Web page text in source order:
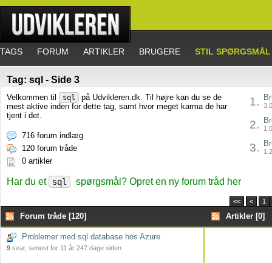
TAGS FORUM ARTIKLER BRUGERE STIL SPØRGSMÅL
Tag: sql - Side 3
Velkommen til sql
på Udvikleren.dk. Til højre kan du se de
mest aktive inden for dette tag, samt hvor meget karma de har
tjent i det.
716 forum indlæg
120 forum tråde
0 artikler
1.
2.
3.
Har du et sql spørgsmål? Opret en ny forum tråd her
<< < 1
Forum tråde [120] Artikler [0]
Problemer med sql database hos Azure
9 svar, senest for 11 år 247 dage siden